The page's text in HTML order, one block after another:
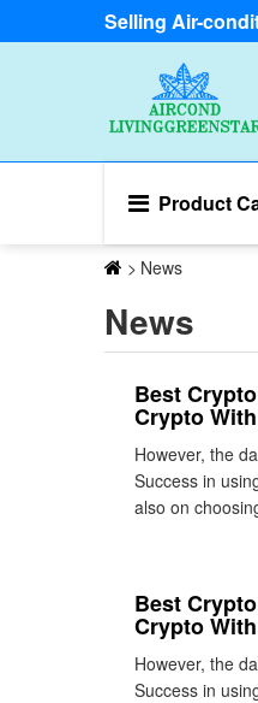
Selling Air-
Product
> News
News
Best
Crypto
However, the
Success in
also on
Best
Crypto
However, the
Success in